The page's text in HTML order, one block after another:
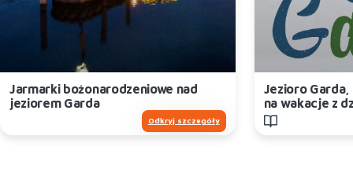
Jarmarki bożonarodzeniowe nad
jeziorem Garda
Odkryj szczegóły
Jezioro
na wakacje z